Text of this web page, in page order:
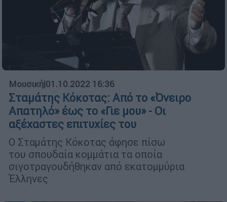
Μουσική|01.10.2022 16:36
Σταμάτης Κόκοτας: Από το «Όνειρο
Απατηλό» έως το «Γιε μου» - Οι
αξέχαστες επιτυχίες του
Ο Σταμάτης Κόκοτας άφησε πίσω
του σπουδαία κομμάτια τα οποία
σιγοτραγουδήθηκαν από εκατομμύρια
Έλληνες